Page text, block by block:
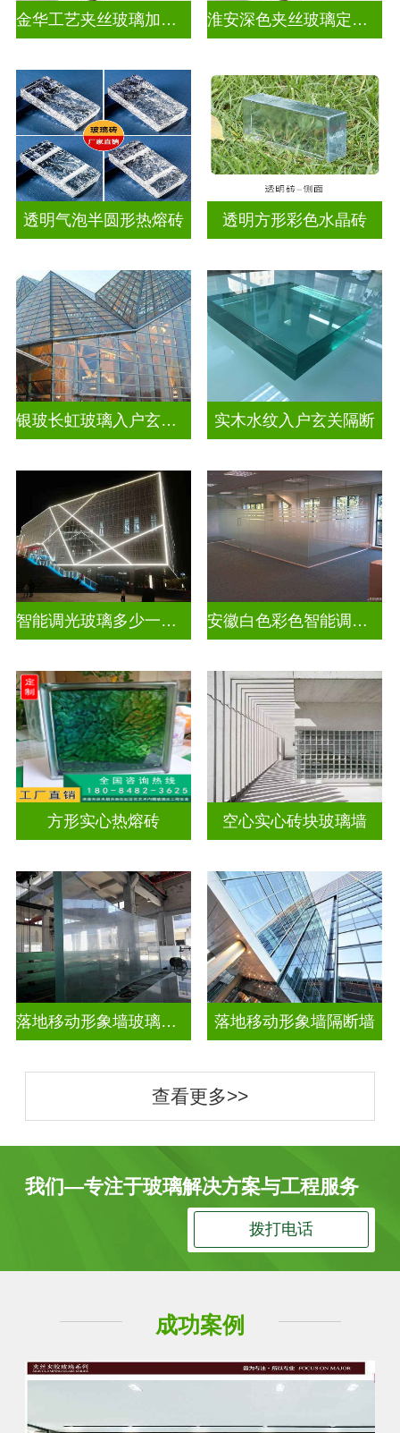
金华工艺夹丝玻璃加工厂家 淮安深色夹丝玻璃定做厂家
透明气泡半圆形热熔砖 透明方形彩色水晶砖
银玻长虹玻璃入户玄关隔断 实木水纹入户玄关隔断
智能调光玻璃多少一平方米 安徽白色彩色智能调光玻璃厂家
方形实心热熔砖 空心实心砖块玻璃墙
落地移动形象墙玻璃屏风隔断 落地移动形象墙隔断墙
查看更多>>
我们—专注于玻璃解决方案与工程服务
拨打电话
成功案例